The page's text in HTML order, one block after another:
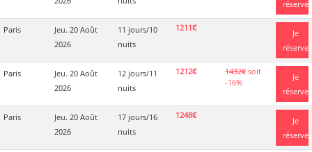
réserve
Paris
Jeu. 20 Août
2026
11 jours/10
nuits
1211€
Je
réserve
Paris
Jeu. 20 Août
2026
12 jours/11
nuits
1212€ 1432€ soit
-16%
Je
réserve
Paris
Jeu. 20 Août
2026
17 jours/16
nuits
1248€
Je
réserve